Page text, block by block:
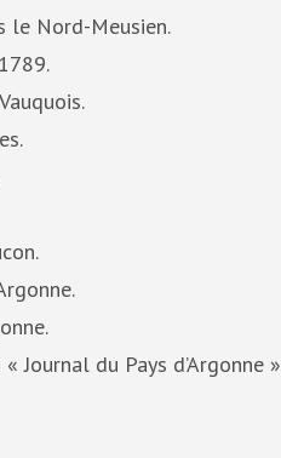
le Nord-Meusien.
Journal du Pays d’Argonne »